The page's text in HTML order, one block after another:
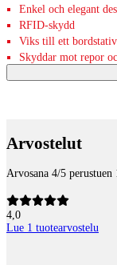
Enkel och elegant
RFID-skydd
Viks till ett bordstativ
Skyddar mot repor
Arvostelut
Arvosana 4/5 perustuen
4,0
Lue 1 tuotearvostelu